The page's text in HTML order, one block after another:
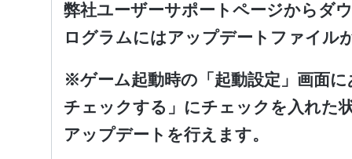
弊社ユーザーサポートページからダ
ログラムにはアップデートファイル
※ゲーム起動時の「起動設定」画面
チェックする」にチェックを入れた
アップデートを行えます。